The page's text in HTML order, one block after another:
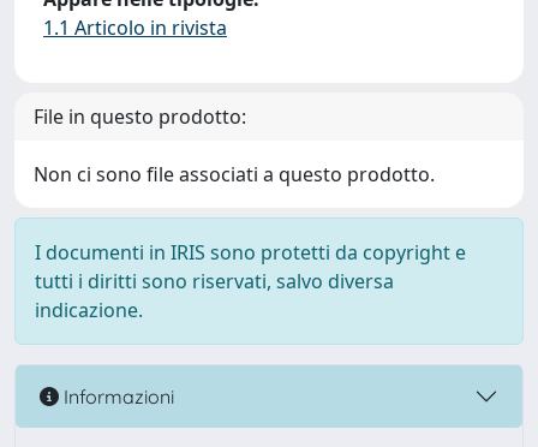
1.1 Articolo in rivista
File in questo prodotto:
Non ci sono file associati a questo prodotto.
I documenti in IRIS sono protetti da copyright e
tutti i diritti sono riservati, salvo diversa
indicazione.
Informazioni